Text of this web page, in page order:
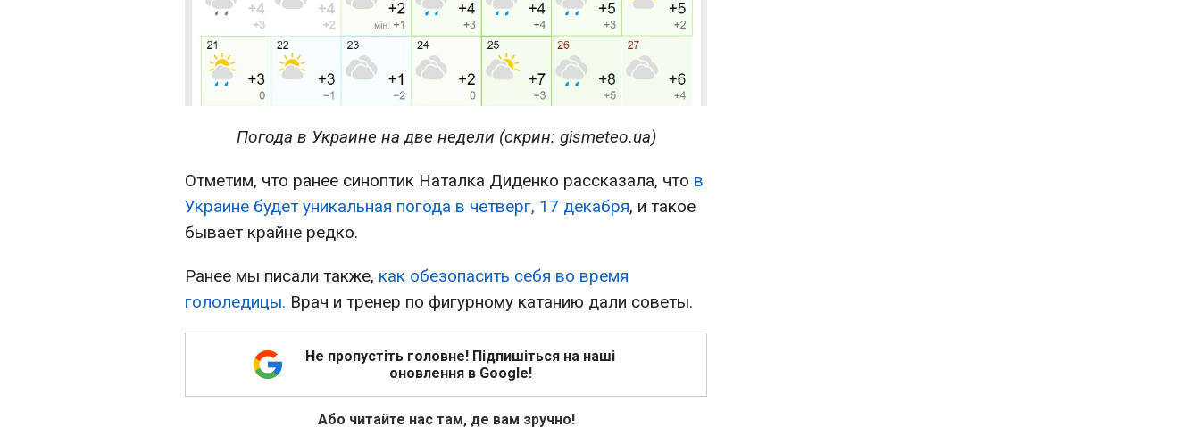
Погода в Украине на две недели (скрин: gismeteo.ua)
Отметим, что ранее синоптик Наталка Диденко рассказала, что в
Украине будет уникальная погода в четверг, 17 декабря, и такое
бывает крайне редко.
Ранее мы писали также, как обезопасить себя во время
гололедицы. Врач и тренер по фигурному катанию дали советы.
Не пропустіть головне! Підпишіться на наші
оновлення в Google!
Або читайте нас там, де вам зручно!